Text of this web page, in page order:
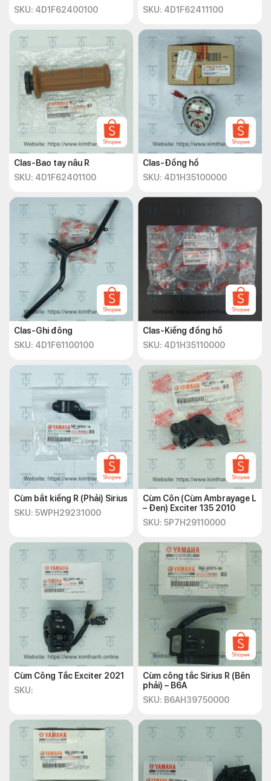
SKU: 4D1F62400100 SKU: 4D1F62411100
Clas-Bao tay nâu R
SKU: 4D1F62401100
Clas-Đồng hồ
SKU: 4D1H35100000
Clas-Ghi đông
SKU: 4D1F61100100
Clas-Kiếng đồng hồ
SKU: 4D1H35110000
Cùm bắt kiếng R (Phải) Sirius
SKU: 5WPH29231000
Cùm Côn (Cùm Ambrayage L
– Đen) Exciter 135 2010
SKU: 5P7H29110000
Cùm Công Tắc Exciter 2021
SKU:
Cùm công tắc Sirius R (Bên
phải) – B6A
SKU: B6AH39750000